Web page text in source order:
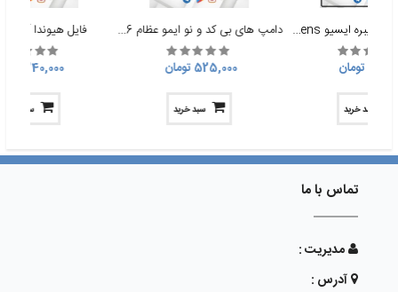
تیونینگ فایل با کالیبره ایسیو simmens
سبد خرید
دامپ های بی کد و نو ایمو عظام sb 16 و sb 13
525,000 تومان
سبد خرید
فایل هیوندا آونته
240,000 تومان
سبد خرید
تماس با ما
مدیریت :
آدرس :